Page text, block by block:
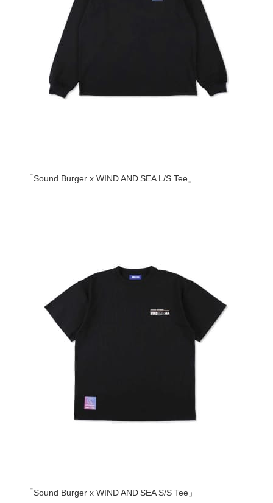
「Sound Burger x WIND AND SEA L/S Tee」
「Sound Burger x WIND AND SEA S/S Tee」